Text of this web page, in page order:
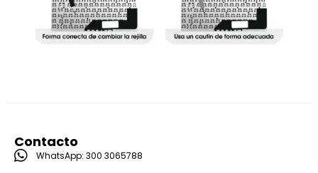
Contacto
WhatsApp: 300 3065788